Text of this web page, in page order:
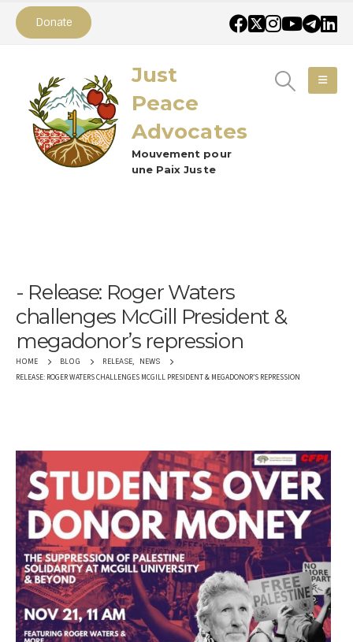
Donate
Just
Peace
Advocates
Mouvement pour
une Paix Juste
Release: Roger Waters
challenges McGill President &
megadonor’s repression
HOME BLOG RELEASE, NEWS
RELEASE: ROGER WATERS CHALLENGES MCGILL PRESIDENT & MEGADONOR’S REPRESSION